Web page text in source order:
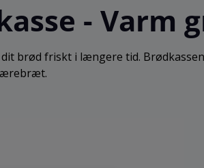
- Varm
brød friskt i længere tid.